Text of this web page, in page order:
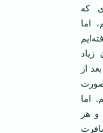
که
اما
از
اما
و هر